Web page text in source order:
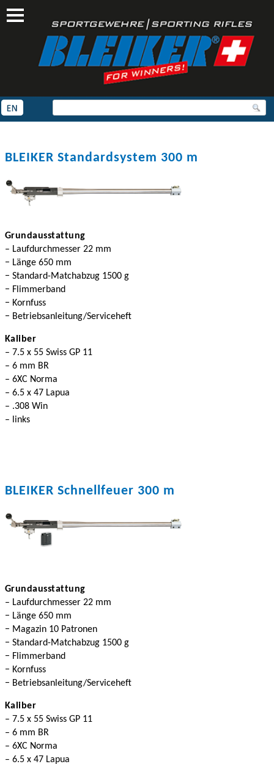
BLEIKER Standardsystem 300 m
Grundausstattung
– Laufdurchmesser 22 mm
− Länge 650 mm
− Standard-Matchabzug 1500 g
− Flimmerband
− Kornfuss
− Betriebsanleitung/Serviceheft
Kaliber
– 7.5 x 55 Swiss GP 11
– 6 mm BR
– 6XC Norma
– 6.5 x 47 Lapua
– .308 Win
– links
BLEIKER Schnellfeuer 300 m
Grundausstattung
– Laufdurchmesser 22 mm
− Länge 650 mm
− Magazin 10 Patronen
− Standard-Matchabzug 1500 g
− Flimmerband
− Kornfuss
− Betriebsanleitung/Serviceheft
Kaliber
– 7.5 x 55 Swiss GP 11
– 6 mm BR
– 6XC Norma
– 6.5 x 47 Lapua